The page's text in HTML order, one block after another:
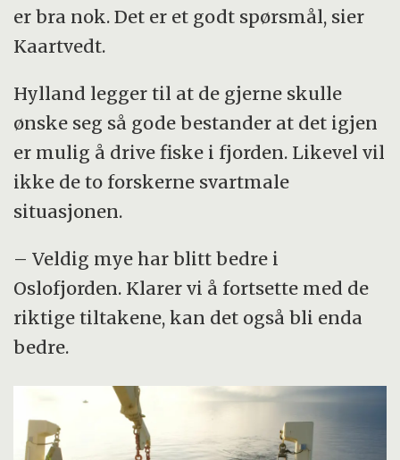
er bra nok. Det er et godt spørsmål, sier
Kaartvedt.
Hylland legger til at de gjerne skulle
ønske seg så gode bestander at det igjen
er mulig å drive fiske i fjorden. Likevel vil
ikke de to forskerne svartmale
situasjonen.
– Veldig mye har blitt bedre i
Oslofjorden. Klarer vi å fortsette med de
riktige tiltakene, kan det også bli enda
bedre.